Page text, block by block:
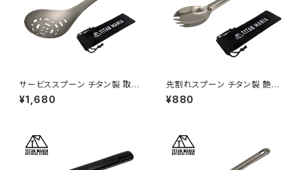
サービススプーン チタン製 取り
分け スプーン たっぷりすくえる
軽量 頑丈 直火 穴あき サービン
ロキャンプ アウトドア用品 キャ
ンプ用品 収納袋付き
¥1,680
先割れスプーン チタン製 艶あり
鏡面加工 軽量 頑丈 カトラリー
スポーク ショート 持ち運び 直
品 収納袋付き
¥880